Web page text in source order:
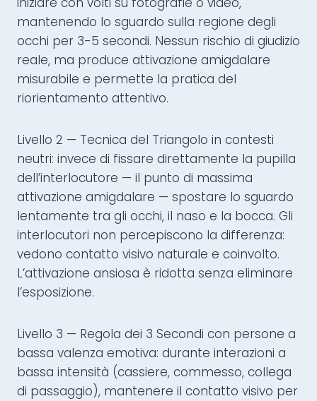
mantenendo lo sguardo sulla regione degli
occhi per 3-5 secondi. Nessun rischio di giudizio
reale, ma produce attivazione amigdalare
misurabile e permette la pratica del
riorientamento attentivo.
Livello 2 — Tecnica del Triangolo in contesti
neutri: invece di fissare direttamente la pupilla
dell’interlocutore — il punto di massima
attivazione amigdalare — spostare lo sguardo
lentamente tra gli occhi, il naso e la bocca. Gli
interlocutori non percepiscono la differenza:
vedono contatto visivo naturale e coinvolto.
L’attivazione ansiosa è ridotta senza eliminare
l’esposizione.
Livello 3 — Regola dei 3 Secondi con persone a
bassa valenza emotiva: durante interazioni a
bassa intensità (cassiere, commesso, collega
di passaggio), mantenere il contatto visivo per